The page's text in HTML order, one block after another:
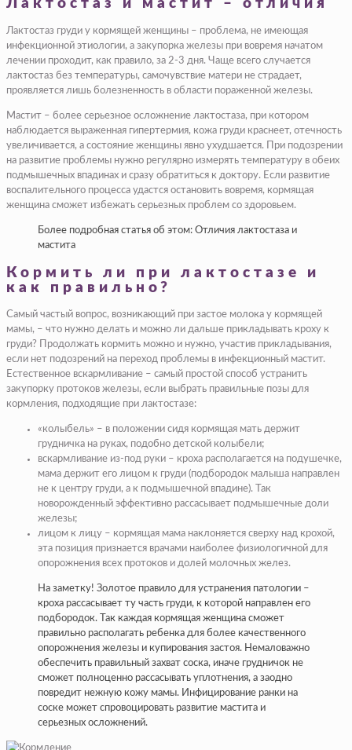
Лактостаз и мастит – отличия
Лактостаз груди у кормящей женщины – проблема, не имеющая
инфекционной этиологии, а закупорка железы при вовремя начатом
лечении проходит, как правило, за 2-3 дня. Чаще всего случается
лактостаз без температуры, самочувствие матери не страдает,
проявляется лишь болезненность в области пораженной железы.
Мастит – более серьезное осложнение лактостаза, при котором
наблюдается выраженная гипертермия, кожа груди краснеет, отечность
увеличивается, а состояние женщины явно ухудшается. При подозрении
на развитие проблемы нужно регулярно измерять температуру в обеих
подмышечных впадинах и сразу обратиться к доктору. Если развитие
воспалительного процесса удастся остановить вовремя, кормящая
женщина сможет избежать серьезных проблем со здоровьем.
Более подробная статья об этом: Отличия лактостаза и
мастита
Кормить ли при лактостазе и
как правильно?
Самый частый вопрос, возникающий при застое молока у кормящей
мамы, – что нужно делать и можно ли дальше прикладывать кроху к
груди? Продолжать кормить можно и нужно, участив прикладывания,
если нет подозрений на переход проблемы в инфекционный мастит.
Естественное вскармливание – самый простой способ устранить
закупорку протоков железы, если выбрать правильные позы для
кормления, подходящие при лактостазе:
«колыбель» – в положении сидя кормящая мать держит
грудничка на руках, подобно детской колыбели;
вскармливание из-под руки – кроха располагается на подушечке,
мама держит его лицом к груди (подбородок малыша направлен
не к центру груди, а к подмышечной впадине). Так
новорожденный эффективно рассасывает подмышечные доли
железы;
лицом к лицу – кормящая мама наклоняется сверху над крохой,
эта позиция признается врачами наиболее физиологичной для
опорожнения всех протоков и долей молочных желез.
На заметку! Золотое правило для устранения патологии –
кроха рассасывает ту часть груди, к которой направлен его
подбородок. Так каждая кормящая женщина сможет
правильно располагать ребенка для более качественного
опорожнения железы и купирования застоя. Немаловажно
обеспечить правильный захват соска, иначе грудничок не
сможет полноценно рассасывать уплотнения, а заодно
повредит нежную кожу мамы. Инфицирование ранки на
соске может спровоцировать развитие мастита и
серьезных осложнений.